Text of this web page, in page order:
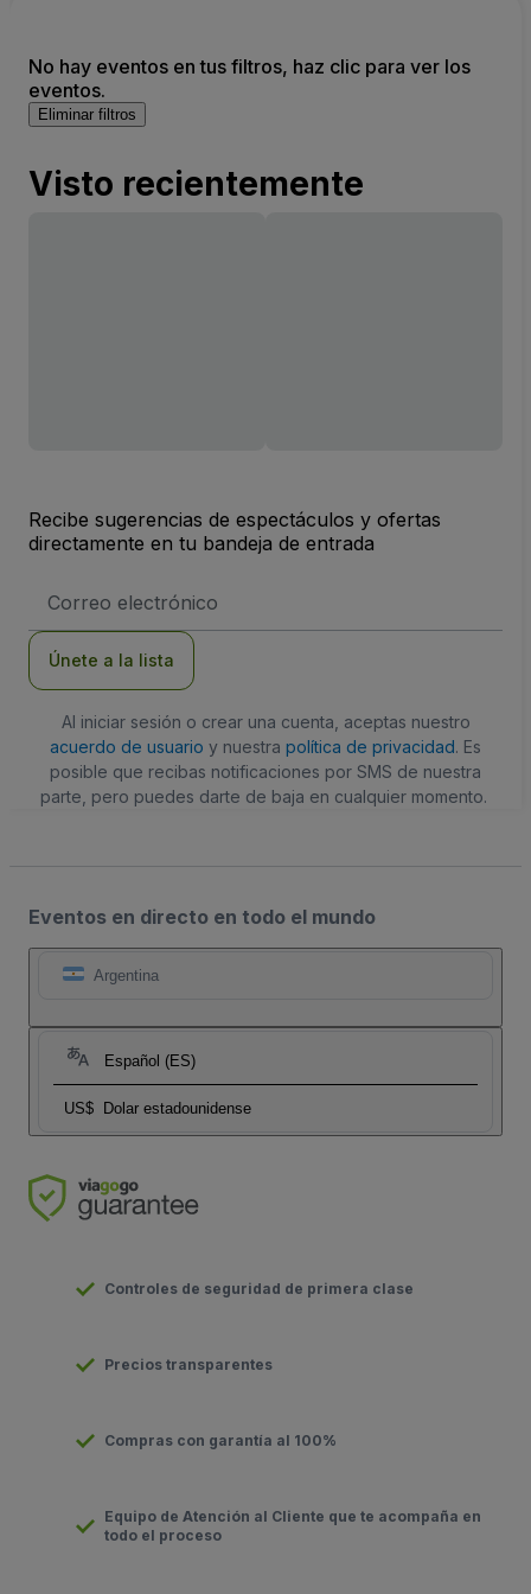
No hay eventos en tus filtros, haz clic para ver los
eventos.
Eliminar filtros
Visto recientemente
Recibe sugerencias de espectáculos y ofertas
directamente en tu bandeja de entrada
de
Únete a la lista
Al iniciar sesión o crear una cuenta, aceptas nuestro
acuerdo de usuario y nuestra política de privacidad. Es
posible que recibas notificaciones por SMS de nuestra
parte, pero puedes darte de baja en cualquier momento.
Eventos en directo en todo el mundo
Argentina
Español (ES)
US$ Dolar estadounidense
Controles de seguridad de primera clase
Precios transparentes
Compras con garantía al 100%
Equipo de Atención al Cliente que te acompaña en
todo el proceso